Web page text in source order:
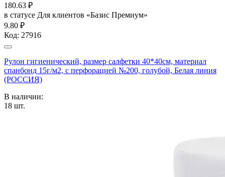
180.63 ₽
в статусе Для клиентов «Базис Премиум»
9.80 ₽
Код: 27916
Рулон гигиенический, размер салфетки 40*40см, материал
спанбонд 15г/м2, с перфорацией №200, голубой, Белая линия
(РОССИЯ)
В наличии:
18 шт.